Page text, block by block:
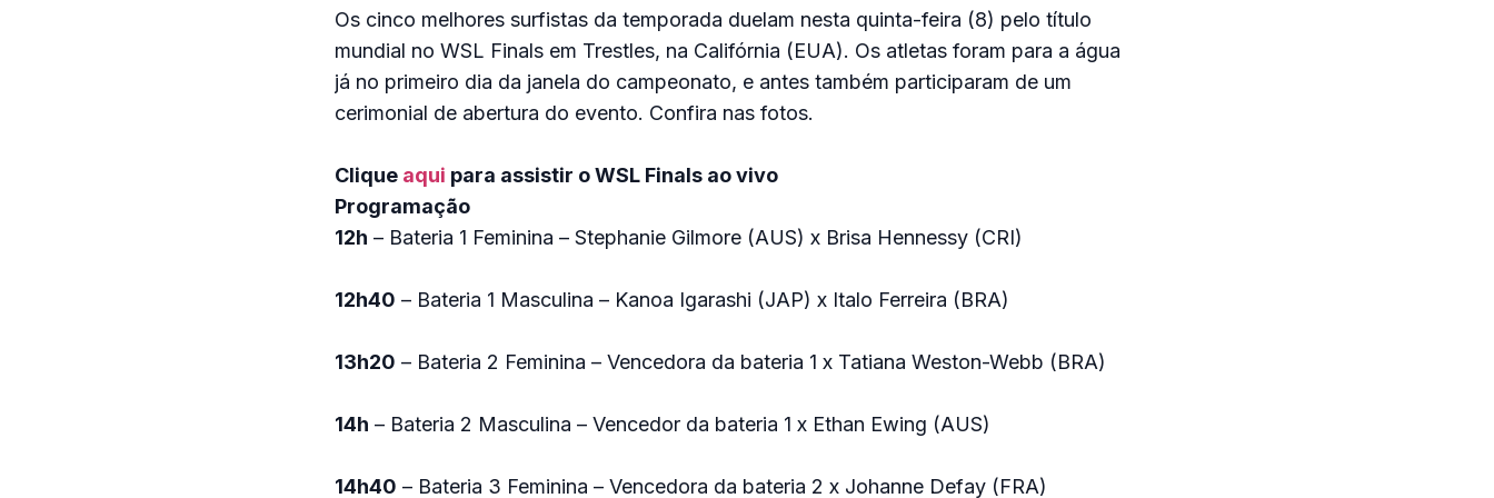
Os cinco melhores surfistas da temporada duelam nesta quinta-feira (8) pelo título
mundial no WSL Finals em Trestles, na Califórnia (EUA). Os atletas foram para a água
já no primeiro dia da janela do campeonato, e antes também participaram de um
cerimonial de abertura do evento. Confira nas fotos.
Clique aqui para assistir o WSL Finals ao vivo
Programação
12h – Bateria 1 Feminina – Stephanie Gilmore (AUS) x Brisa Hennessy (CRI)
12h40 – Bateria 1 Masculina – Kanoa Igarashi (JAP) x Italo Ferreira (BRA)
13h20 – Bateria 2 Feminina – Vencedora da bateria 1 x Tatiana Weston-Webb (BRA)
14h – Bateria 2 Masculina – Vencedor da bateria 1 x Ethan Ewing (AUS)
14h40 – Bateria 3 Feminina – Vencedora da bateria 2 x Johanne Defay (FRA)